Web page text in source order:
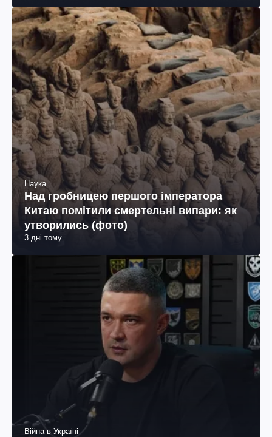
Наука
Над гробницею першого імператора
Китаю помітили смертельні випари: як
утворились (фото)
3 дні тому
Війна в Україні